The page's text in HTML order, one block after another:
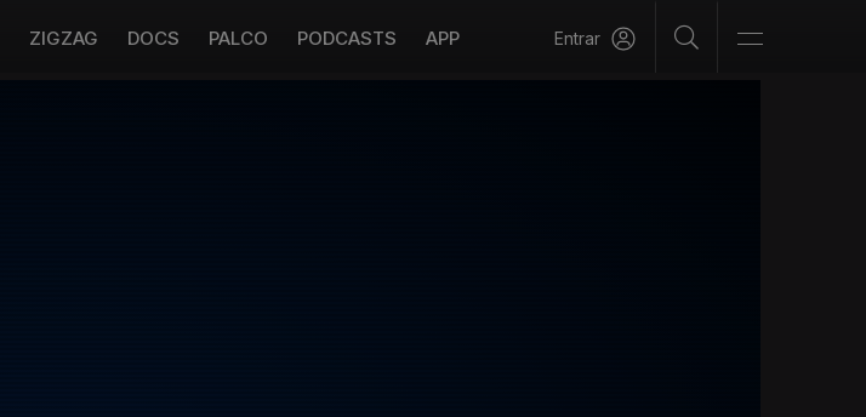
ZIGZAG DOCS PALCO PODCASTS APP Entrar